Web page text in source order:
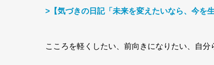
>【気づきの日記「未来を変えたいなら、今を
こころを軽くしたい、前向きになりたい、自分